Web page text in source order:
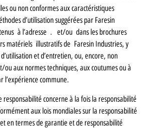
ou non conformes aux caractéristiques
d’utilisation suggérées par Faresin
à l’adresse . et/ou dans les brochures
matériels illustratifs de Faresin Industries, y
et d’entretien, ou, encore, non
ou aux normes techniques, aux coutumes ou à
l’expérience commune.
concerne à la fois la responsabilité
aux lois mondiales sur la responsabilité
en termes de garantie et de responsabilité